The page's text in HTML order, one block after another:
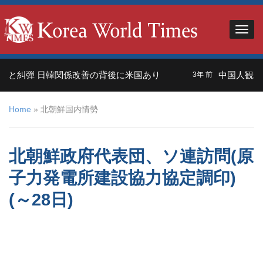
糾弾 日韓関係改善の背後に米国あり 3年 前 中国人観光
Home » 北朝鮮国内情勢
北朝鮮政府代表団、ソ連訪問(原
子力発電所建設協力協定調印)
(～28日)